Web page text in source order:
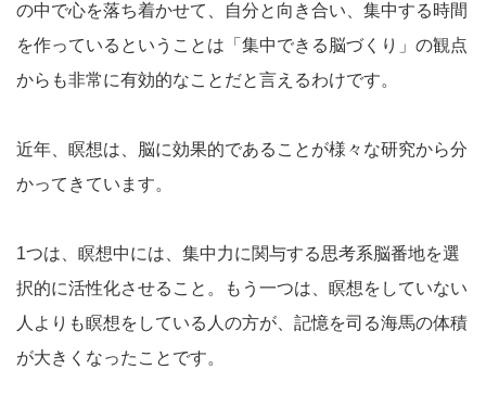
の中で心を落ち着かせて、自分と向き合い、集中する時間
を作っているということは「集中できる脳づくり」の観点
からも非常に有効的なことだと言えるわけです。
近年、瞑想は、脳に効果的であることが様々な研究から分
かってきています。
1つは、瞑想中には、集中力に関与する思考系脳番地を選
択的に活性化させること。もう一つは、瞑想をしていない
人よりも瞑想をしている人の方が、記憶を司る海馬の体積
が大きくなったことです。